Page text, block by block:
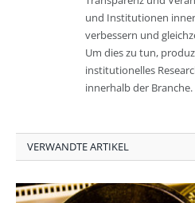
und Institutionen
verbessern und
Um dies zu tun,
institutionelles
innerhalb der Branche.
VERWANDTE ARTIKEL